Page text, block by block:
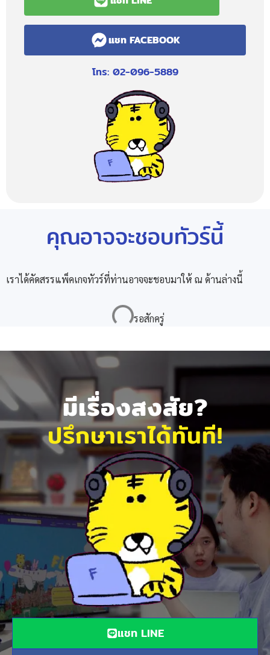
แชท FACEBOOK
โทร: 02-096-5889
คุณอาจจะชอบทัวร์นี้
เราได้คัดสรรแพ็คเกจทัวร์ที่ท่านอาจจะชอบมาให้ ณ ด้านล่างนี้
มีเรื่องสงสัย?
ปรึกษาเราได้ทันที!
แชท LINE